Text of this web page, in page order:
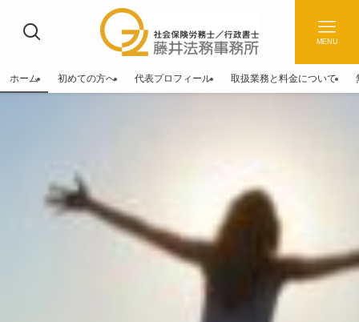
MENU
ホーム 初めての方へ 代表プロフィール 取扱業務と料金について